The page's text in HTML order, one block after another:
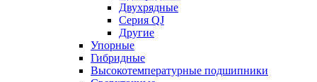
Двухрядные
Серия QJ
Другие
Упорные
Гибридные
Высокотемпературные подшипники